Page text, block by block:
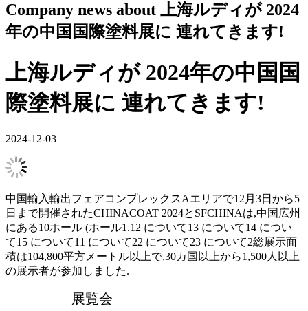
Company news about 上海ルディが 2024
年の中国国際塗料展に 連れてきます!
上海ルディが 2024年の中国国
際塗料展に 連れてきます!
2024-12-03
中国輸入輸出フェアコンプレックスAエリアで12月3日から5
日まで開催されたCHINACOAT 2024とSFCHINAは,中国広州
にある10ホール (ホール1.12 について13 について14 につい
て15 について11 について22 について23 について2総展示面
積は104,800平方メートル以上で,30カ国以上から1,500人以上
の展示者が参加しました.
展覧会